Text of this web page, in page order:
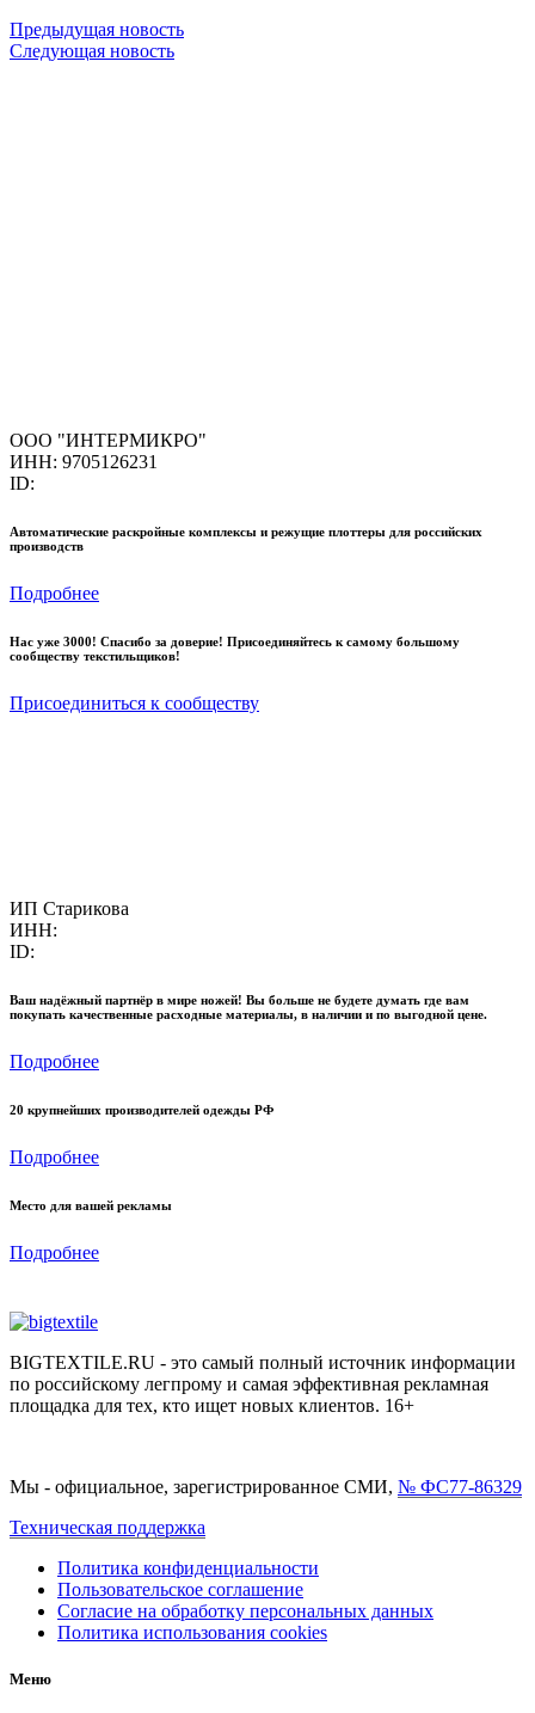
Предыдущая новость
Следующая новость
ООО "ИНТЕРМИКРО"
ИНН: 9705126231
ID:
Автоматические раскройные комплексы и режущие плоттеры для российских
производств
Подробнее
Нас уже 3000! Спасибо за доверие! Присоединяйтесь к самому большому
сообществу текстильщиков!
Присоединиться к сообществу
ИП Старикова
ИНН:
ID:
Ваш надёжный партнёр в мире ножей! Вы больше не будете думать где вам
покупать качественные расходные материалы, в наличии и по выгодной цене.
Подробнее
20 крупнейших производителей одежды РФ
Подробнее
Место для вашей рекламы
Подробнее
BIGTEXTILE.RU - это самый полный источник информации
по российскому легпрому и самая эффективная рекламная
площадка для тех, кто ищет новых клиентов. 16+
Мы - официальное, зарегистрированное СМИ, № ФС77-86329
Техническая поддержка
Политика конфиденциальности
Пользовательское соглашение
Согласие на обработку персональных данных
Политика использования cookies
Меню